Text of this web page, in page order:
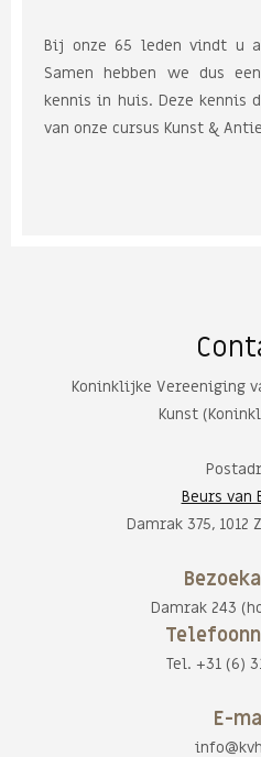
Bij onze 65 leden vindt u
Samen hebben we dus
kennis in huis. Deze kennis
van onze cursus Kunst &
Koninklijke Vereeniging
Kunst
Beurs van
Damrak 375, 1012
Damrak 243
Tel. +31 (6)
E-